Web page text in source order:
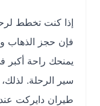
إذا كنت تخطط لرحلة
فإن حجز الذهاب
يمنحك راحة أكبر في
سير الرحلة. لذلك،
طيران دايركت عند